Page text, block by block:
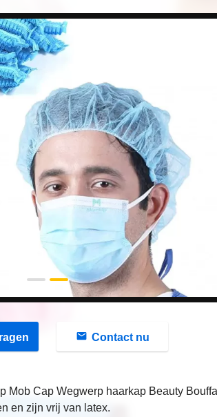
Contact nu
Mob Cap Wegwerp haarkap Beauty
en zijn vrij van latex.